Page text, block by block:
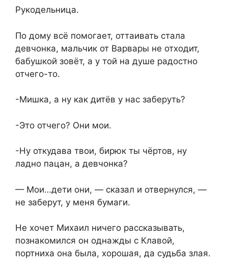
Рукодельница.
По дому всё помогает, оттаивать стала
девчонка, мальчик от Варвары не отходит,
бабушкой зовёт, а у той на душе радостно
отчего-то.
-Мишка, а ну как дитёв у нас заберуть?
-Это отчего? Они мои.
-Ну откудава твои, бирюк ты чёртов, ну
ладно пацан, а девчонка?
— Мои…дети они, — сказал и отвернулся, —
не заберут, у меня бумаги.
Не хочет Михаил ничего рассказывать,
познакомился он однажды с Клавой,
портниха она была, хорошая, да судьба злая.